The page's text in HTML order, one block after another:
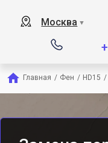
Москва ▼
Главная / Фен / HD15 /